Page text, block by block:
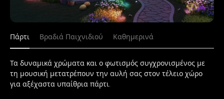
Πάρτι Βραδιά Παιχνιδιού Καθημερινά
Τα δυναμικά χρώματα και ο φωτισμός συγχρονισμένος με
τη μουσική μετατρέπουν την αυλή σας στον τέλειο χώρο
για αξέχαστα υπαίθρια πάρτι.